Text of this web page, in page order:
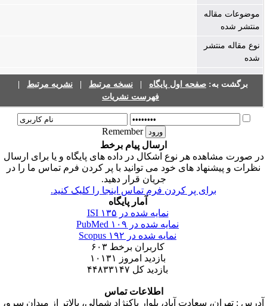
موضوعات مقاله
منتشر شده
نوع مقاله منتشر
شده
برگشت به:صفحه اول پایگاه| نسخه مرتبط| نشریه مرتبط|
فهرست نشریات
Remember
ارسال پیام برخط
صورت مشاهده هر نوع اشکال در داده های پایگاه و یا برای ارسال
نظرات و پیشنهاد های خود می توانید با پر کردن فرم تماس ما را در
جریان قرار دهید.
برای پر کردن فرم تماس اینجا را کلیک کنید.
آمار پایگاه
نمایه شده در ISI۱۳۵
نمایه شده در PubMed۱۰۹
نمایه شده در Scopus۱۹۲
کاربران برخط۶۰۳
بازدید امروز۱۰۱۳۱
بازدید کل ۴۴۸۳۳۱۴۷
اطلاعات تماس
: تهران، سعادت آباد، بلوار پاکنژاد شمالی، بالاتر از میدان سرو،